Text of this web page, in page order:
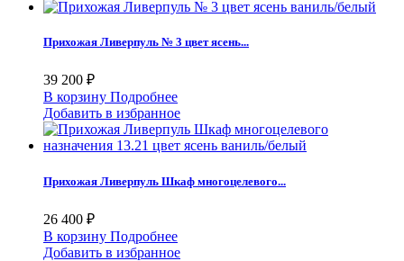
Прихожая Ливерпуль № 3 цвет ясень...
39 200 ₽
В корзину Подробнее
Добавить в избранное
Прихожая Ливерпуль Шкаф многоцелевого...
26 400 ₽
В корзину Подробнее
Добавить в избранное